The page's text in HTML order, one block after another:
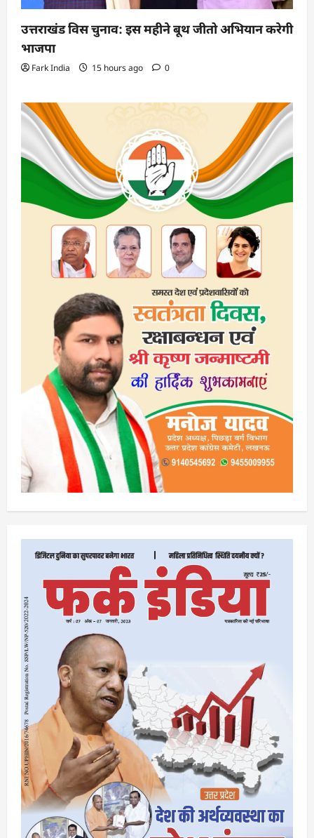
उत्तराखंड विस चुनाव: इस महीने बूथ जीतो अभियान करेगी
भाजपा
Fark India 15 hours ago 0